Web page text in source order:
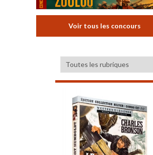
Voir tous les concours